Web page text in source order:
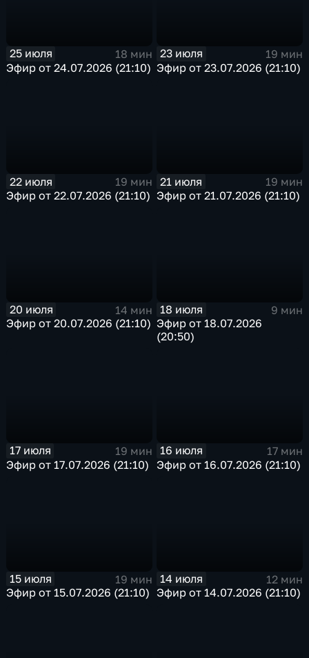
25 июля
18 мин
Эфир от 24.07.2026 (21:10)
23 июля
19 мин
Эфир от 23.07.2026 (21:10)
22 июля
19 мин
Эфир от 22.07.2026 (21:10)
21 июля
19 мин
Эфир от 21.07.2026 (21:10)
20 июля
14 мин
Эфир от 20.07.2026 (21:10)
18 июля
9 мин
Эфир от 18.07.2026
(20:50)
17 июля
19 мин
Эфир от 17.07.2026 (21:10)
16 июля
17 мин
Эфир от 16.07.2026 (21:10)
15 июля
19 мин
Эфир от 15.07.2026 (21:10)
14 июля
12 мин
Эфир от 14.07.2026 (21:10)